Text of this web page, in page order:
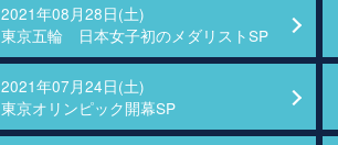
2021年08月28日(土)
東京五輪 日本女子初のメダリストSP
2021年07月24日(土)
東京オリンピック開幕SP